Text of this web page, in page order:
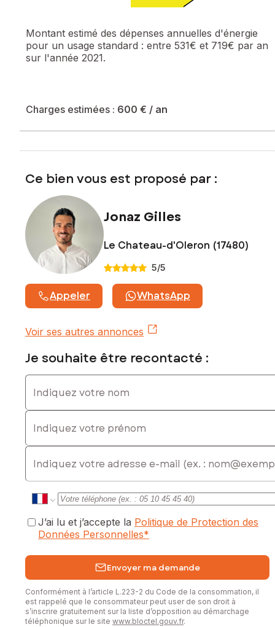
l'article L. 721-1 du code de la construction et de
Les informations sur les risques auxquels ce bien est
exposé sont disponibles sur le site Géorisques :
Honoraires charge vendeur
Contactez votre conseiller SAFTI : Jonaz GILLES, Tél. : 07
Montant estimé des dépenses annuelles d'énergie
pour un usage standard : entre 531€ et 719€ par an
sur l'année 2021.
Charges estimées : 600 € / an
Ce bien vous est proposé par :
Jonaz Gilles
Le Chateau-d'Oleron (17480)
5/5
Appeler WhatsApp
Voir ses autres annonces
Je souhaite être recontacté :
Indiquez votre nom
Indiquez votre prénom
E-mail
J’ai lu et j’accepte la Politique de Protection des
Données Personnelles*
Envoyer ma demande
Conformément à l’article L.223-2 du Code de la consommation, il
est rappelé que le consommateur peut user de son droit à
s’inscrire gratuitement sur la liste d’opposition au démarchage
téléphonique sur le site www.bloctel.gouv.fr.